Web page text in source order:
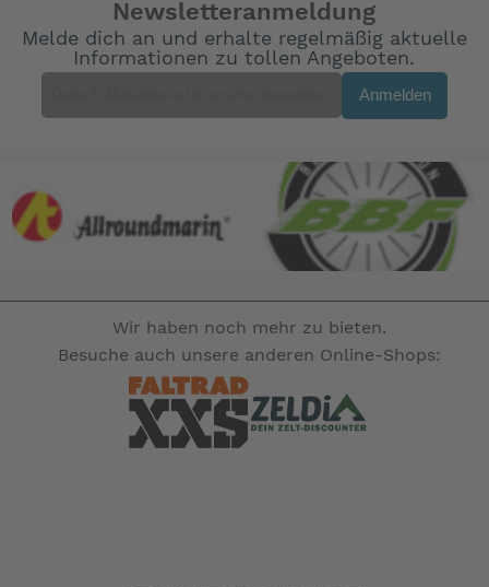
Newsletteranmeldung
Melde dich an und erhalte regelmäßig aktuelle
Informationen zu tollen Angeboten.
Wir haben noch mehr zu bieten.
Besuche auch unsere anderen Online-Shops: